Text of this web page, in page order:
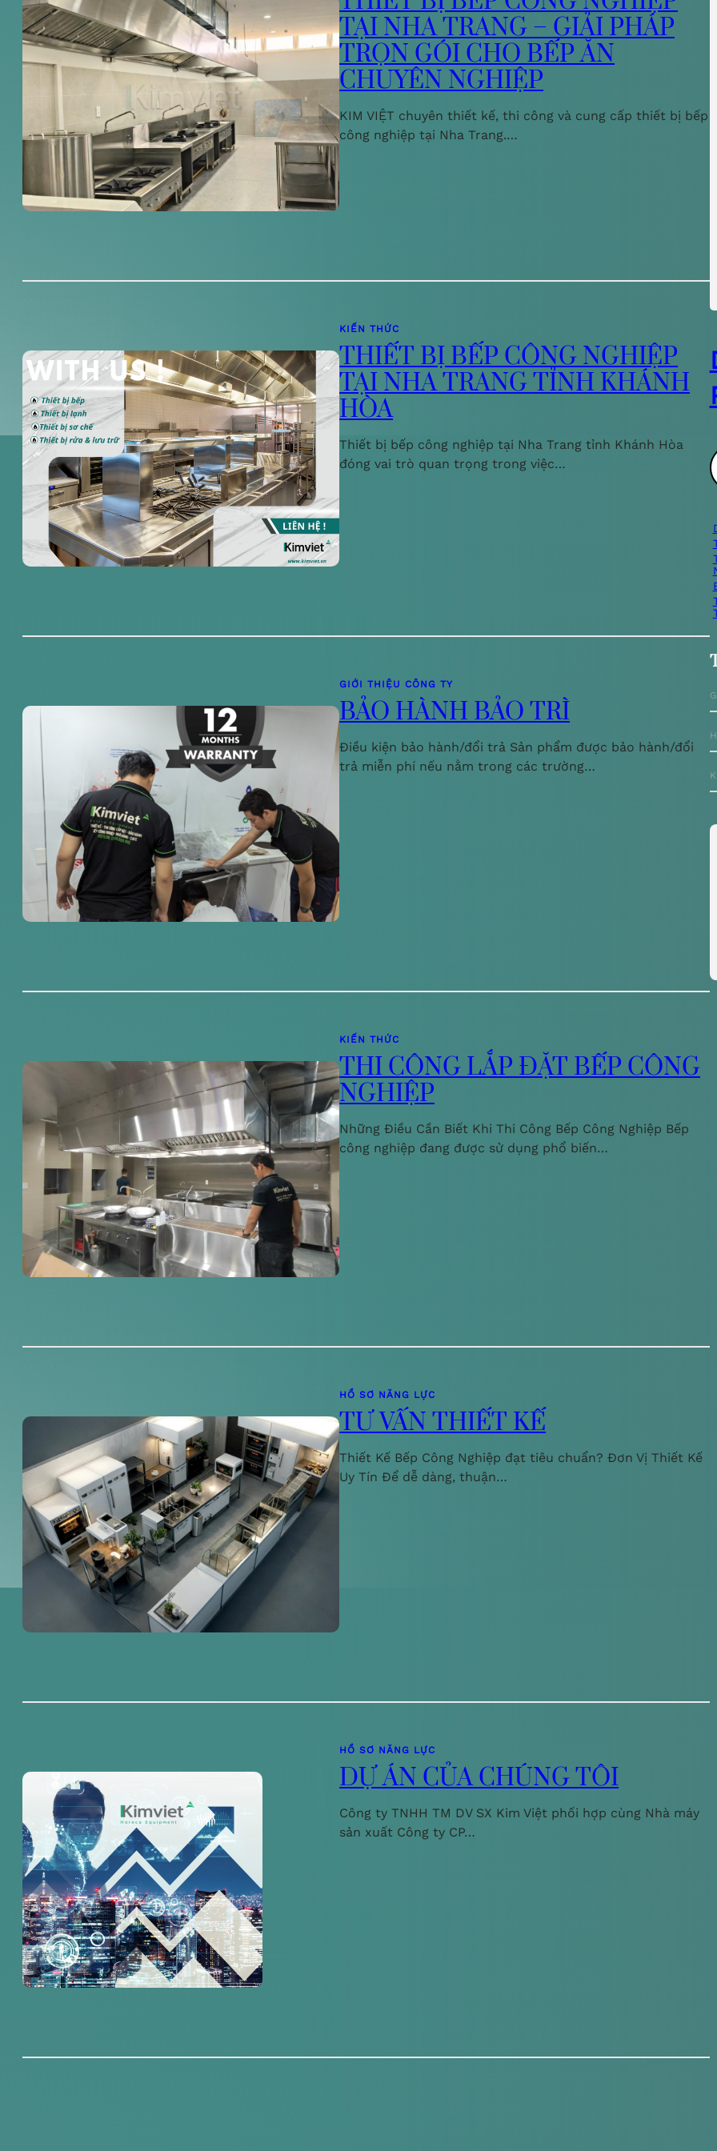
TẠI NHA TRANG – GIẢI PHÁP
TRỌN GÓI CHO BẾP ĂN
CHUYÊN NGHIỆP
KIM VIỆT chuyên thiết kế, thi công và cung cấp thiết bị bếp
công nghiệp tại Nha Trang.…
KIẾN THỨC
THIẾT BỊ BẾP CÔNG NGHIỆP
TẠI NHA TRANG TỈNH KHÁNH
HÒA
Thiết bị bếp công nghiệp tại Nha Trang tỉnh Khánh Hòa
đóng vai trò quan trọng trong việc…
GIỚI THIỆU CÔNG TY
BẢO HÀNH BẢO TRÌ
Điều kiện bảo hành/đổi trả Sản phẩm được bảo hành/đổi
trả miễn phí nếu nằm trong các trường…
KIẾN THỨC
THI CÔNG LẮP ĐẶT BẾP CÔNG
NGHIỆP
Những Điều Cần Biết Khi Thi Công Bếp Công Nghiệp Bếp
công nghiệp đang được sử dụng phổ biến…
HỒ SƠ NĂNG LỰC
TƯ VẤN THIẾT KẾ
Thiết Kế Bếp Công Nghiệp đạt tiêu chuẩn? Đơn Vị Thiết Kế
Uy Tín Để dễ dàng, thuận…
HỒ SƠ NĂNG LỰC
DỰ ÁN CỦA CHÚNG TÔI
Công ty TNHH TM DV SX Kim Việt phối hợp cùng Nhà máy
sản xuất Công ty CP…
i